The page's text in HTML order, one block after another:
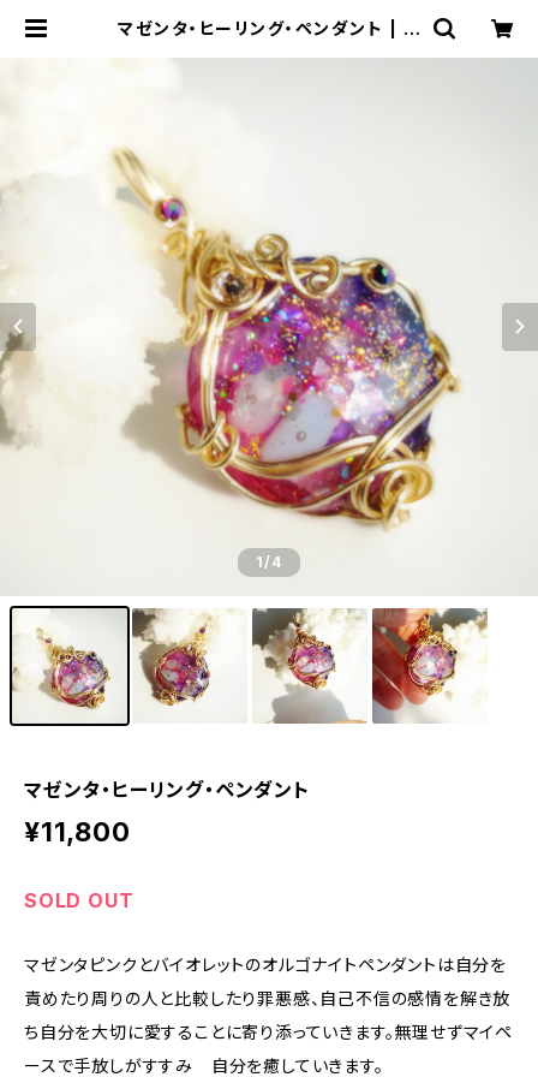
マゼンタ・ヒーリング・ペンダント | オ
1/4
マゼンタ・ヒーリング・ペンダント
¥11,800
SOLD OUT
マゼンタピンクとバイオレットのオルゴナイトペンダントは自分を
責めたり周りの人と比較したり罪悪感、自己不信の感情を解き放
ち自分を大切に愛することに寄り添っていきます。無理せずマイペ
ースで手放しがすすみ 自分を癒していきます。